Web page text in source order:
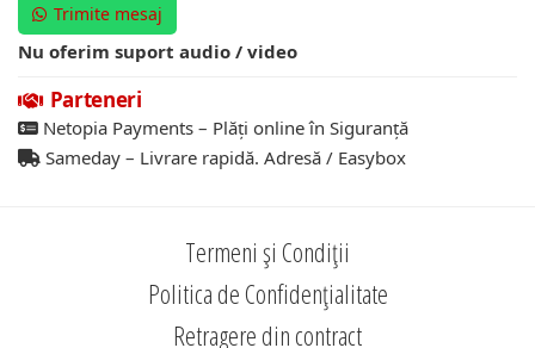
Trimite mesaj
Nu oferim suport audio / video
Parteneri
Netopia Payments – Plăți online în Siguranță
Sameday – Livrare rapidă. Adresă / Easybox
Termeni și Condiții
Politica de Confidențialitate
Retragere din contract